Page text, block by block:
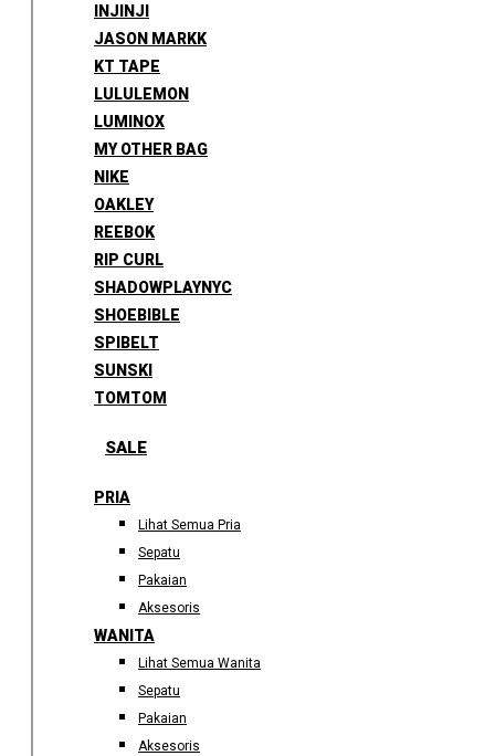
INJINJI
JASON MARKK
KT TAPE
LULULEMON
LUMINOX
MY OTHER BAG
NIKE
OAKLEY
REEBOK
RIP CURL
SHADOWPLAYNYC
SHOEBIBLE
SPIBELT
SUNSKI
TOMTOM
SALE
PRIA
Lihat Semua Pria
Sepatu
Pakaian
Aksesoris
WANITA
Lihat Semua Wanita
Sepatu
Pakaian
Aksesoris